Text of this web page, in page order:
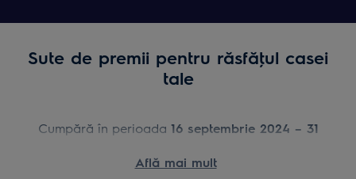
Sute de premii pentru răsfăţul casei
tale
Cumpără în perioada 16 septembrie 2024 – 31
înregistrează-te în promoţie prin formularul de mai
Află mai mult